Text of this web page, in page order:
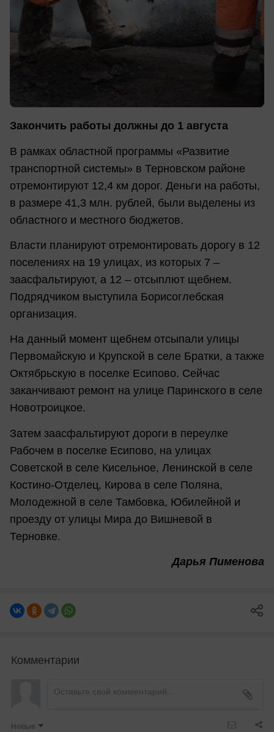
Закончить работы должны до 1 августа
В рамках областной программы «Развитие
транспортной системы» в Терновском районе
отремонтируют 12,4 км дорог. Деньги на работы,
в размере 41,3 млн. рублей, были выделены из
областного и местного бюджетов.
Власти планируют отремонтировать дорогу в 12
поселениях на 19 улицах, из которых 7 –
заасфальтируют, а 12 – отсыплют щебнем.
Подрядчиком выступила Борисоглебская
организация.
На данный момент щебнем отсыпали улицы
Первомайскую и Крупской в селе Братки, а также
Октябрьскую в поселке Есипово. Сейчас
заканчивают ремонт на улице Паринского в селе
Новотроицкое.
Затем заасфальтируют дороги в переулке
Рабочем в поселке Есипово, на улицах
Советской в селе Кисельное, Ленинской в селе
Костино-Отделец, Кирова в селе Поляна,
Молодежной в селе Тамбовка, Юбилейной и
проезду от улицы Мира до Вишневой в
Терновке.
Дарья Пименова
Комментарии
Новые